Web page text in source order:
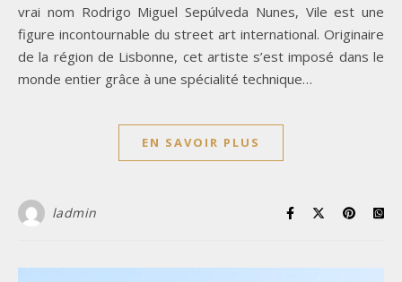
vrai nom Rodrigo Miguel Sepúlveda Nunes, Vile est une
figure incontournable du street art international. Originaire
de la région de Lisbonne, cet artiste s’est imposé dans le
monde entier grâce à une spécialité technique…
EN SAVOIR PLUS
ladmin